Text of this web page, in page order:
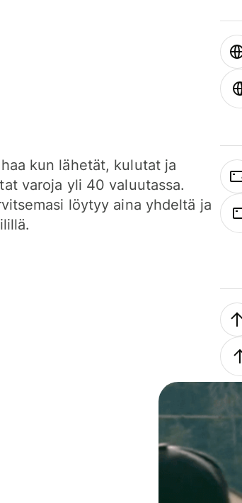
kun lähetät, kulutat ja
varoja yli 40 valuutassa.
löytyy aina yhdeltä ja